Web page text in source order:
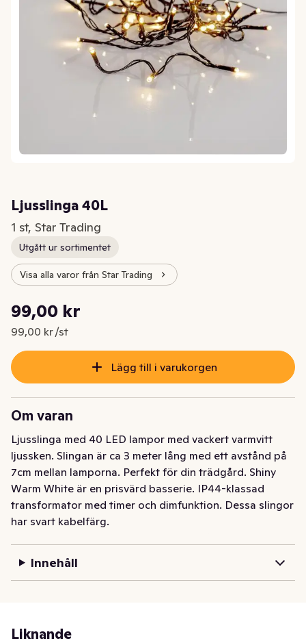
Ljusslinga 40L
1 st, Star Trading
Utgått ur sortimentet
Visa alla varor från Star Trading
Nuvarande pris är: 99,00 kr
99,00 kr
99,00 kr /st
Styckpris: 99,00 kr /st
Lägg till i varukorgen
Om varan
Ljusslinga med 40 LED lampor med vackert varmvitt
ljussken. Slingan är ca 3 meter lång med ett avstånd på
7cm mellan lamporna. Perfekt för din trädgård. Shiny
Warm White är en prisvärd basserie. IP44-klassad
transformator med timer och dimfunktion. Dessa slingor
har svart kabelfärg.
Innehåll
Liknande